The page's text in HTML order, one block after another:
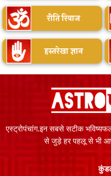
रीति रिवाज
हस्तरेखा ज्ञान
एस्ट्रोपंचांग.इन सबसे सटीक भविष्यफल
से जुड़े हर पहलू से भी